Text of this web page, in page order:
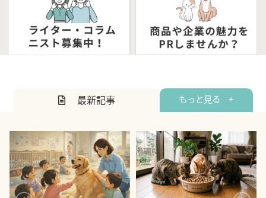
最新記事 もっと見る +